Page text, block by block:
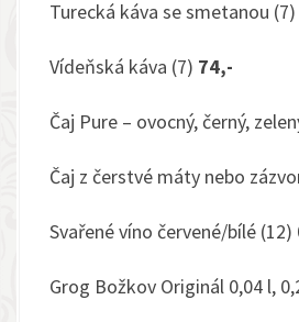
Turecká káva se smetanou (7)
Vídeňská káva (7) 74,-
Čaj Pure – ovocný, černý,
Čaj z čerstvé máty nebo
Svařené víno červené/bílé (12)
Grog Božkov Originál 0,04 l,